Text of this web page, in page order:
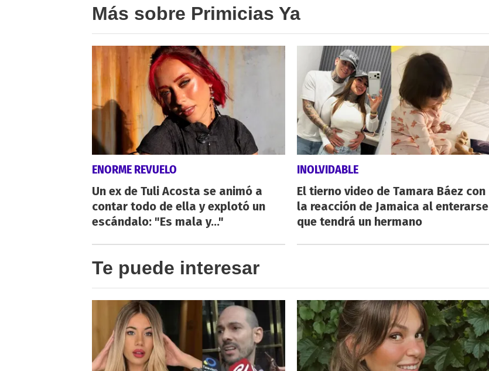
Más sobre Primicias Ya
ENORME REVUELO
Un ex de Tuli Acosta se animó a
contar todo de ella y explotó un
escándalo: "Es mala y..."
INOLVIDABLE
El tierno video de Tamara Báez con
la reacción de Jamaica al enterarse
que tendrá un hermano
Te puede interesar